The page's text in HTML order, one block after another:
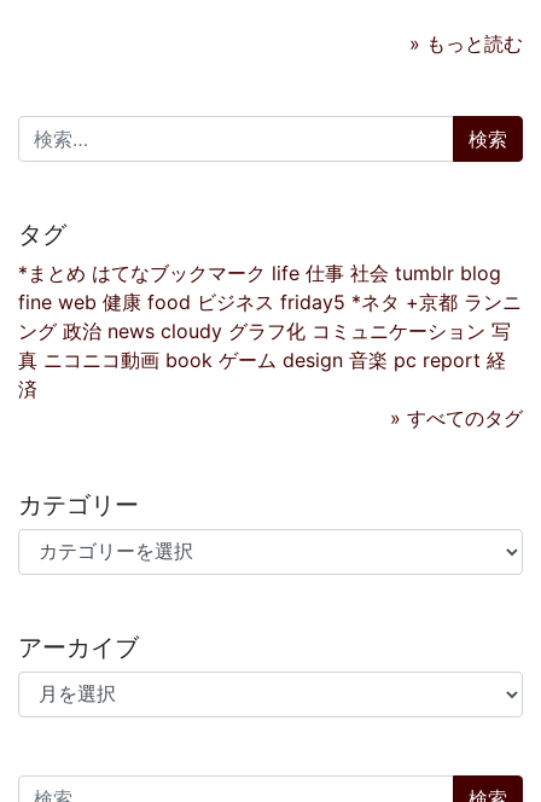
» もっと読む
検索:
タグ
*まとめ はてなブックマーク life 仕事 社会 tumblr blog
fine web 健康 food ビジネス friday5 *ネタ +京都 ランニ
ング 政治 news cloudy グラフ化 コミュニケーション 写
真 ニコニコ動画 book ゲーム design 音楽 pc report 経
済
» すべてのタグ
カテゴリー
カテゴリー
アーカイブ
アーカイブ
検索: